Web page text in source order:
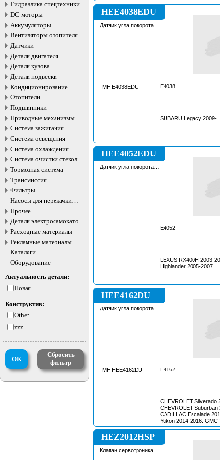
Гидравлика спецтехники
DC-моторы
Аккумуляторы
Вентиляторы отопителя
Датчики
Детали двигателя
Детали кузова
Детали подвески
Кондиционирование
Отопители
Подшипники
Приводные механизмы
Система зажигания
Система освещения
Система охлаждения
Система очистки стекол и
фар
Тормозная система
Трансмиссия
Фильтры
Насосы для перекачки
жидкостей
Прочее
Детали электросамокатов и
электротранспорта
Расходные материалы
Рекламные материалы
Каталоги
Оборудование
Актуальность детали:
Новая
Конструктив:
Other
zzz
OK
Сбросить
фильтр
HEE4038EDU
Датчик угла поворота
MH E4038EDU E4038
SUBARU Legacy 2009-
HEE4052EDU
Датчик угла поворота
E4052
LEXUS RX400H 2003-
Highlander 2005-2007
HEE4162DU
Датчик угла поворота
MH HEE4162DU E4162
CHEVROLET Silverado
CHEVROLET Suburban
CADILLAC Escalade
Yukon 2014-2016; GMC
HEZ2012HSP
Клапан сервотроника